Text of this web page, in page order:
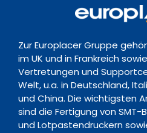
Downloads
Schulungsakademie
Zur Europlacer Gruppe
im UK und in Frankreich
Vertretungen und
Welt, u.a. in Deutschland,
und China. Die wichtigsten
sind die Fertigung von
und Lotpastendruckern